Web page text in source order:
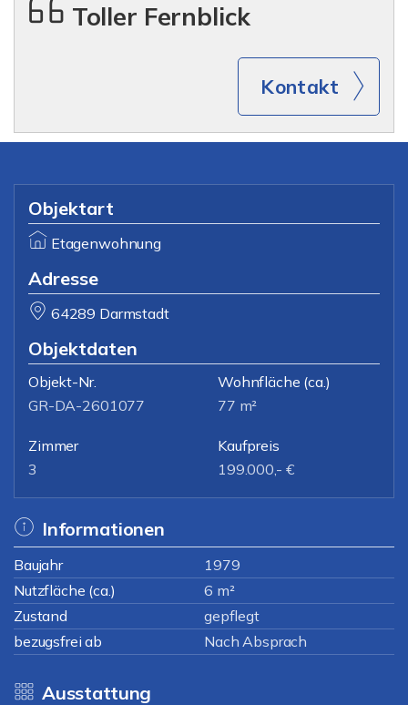
Toller Fernblick
Kontakt
Objektart
Etagenwohnung
Adresse
64289 Darmstadt
Objektdaten
Objekt-Nr.
GR-DA-2601077
Wohnfläche (ca.)
77 m²
Zimmer
3
Kaufpreis
199.000,- €
Informationen
Baujahr
1979
Nutzfläche (ca.)
6 m²
Zustand
gepflegt
bezugsfrei ab
Nach Absprach
Ausstattung